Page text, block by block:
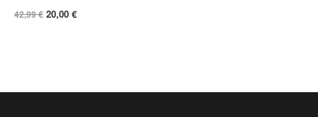
42,99 € 20,00 €